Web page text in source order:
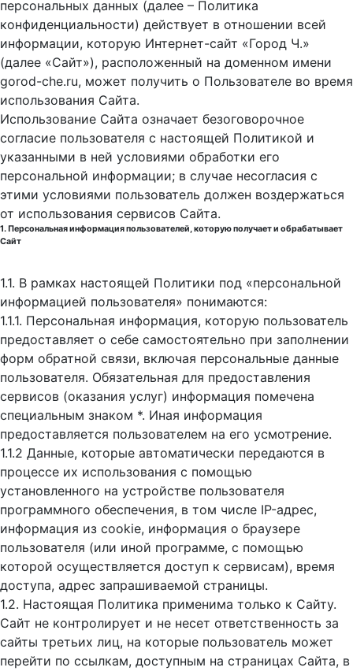
персональных данных (далее – Политика
конфиденциальности) действует в отношении всей
информации, которую Интернет-сайт «Город Ч.»
(далее «Сайт»), расположенный на доменном имени
gorod-che.ru, может получить о Пользователе во время
использования Cайта.
Использование Сайта означает безоговорочное
согласие пользователя с настоящей Политикой и
указанными в ней условиями обработки его
персональной информации; в случае несогласия с
этими условиями пользователь должен воздержаться
от использования сервисов Сайта.
1. Персональная информация пользователей, которую получает и обрабатывает
Сайт
1.1. В рамках настоящей Политики под «персональной
информацией пользователя» понимаются:
1.1.1. Персональная информация, которую пользователь
предоставляет о себе самостоятельно при заполнении
форм обратной связи, включая персональные данные
пользователя. Обязательная для предоставления
сервисов (оказания услуг) информация помечена
специальным знаком *. Иная информация
предоставляется пользователем на его усмотрение.
1.1.2 Данные, которые автоматически передаются в
процессе их использования с помощью
установленного на устройстве пользователя
программного обеспечения, в том числе IP-адрес,
информация из cookie, информация о браузере
пользователя (или иной программе, с помощью
которой осуществляется доступ к cервисам), время
доступа, адрес запрашиваемой страницы.
1.2. Настоящая Политика применима только к Сайту.
Сайт не контролирует и не несет ответственность за
сайты третьих лиц, на которые пользователь может
перейти по ссылкам, доступным на страницах Сайта, в